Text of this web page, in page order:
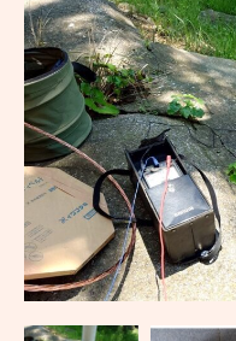
守
修
理
の
ヤ
マ
ト
無
線